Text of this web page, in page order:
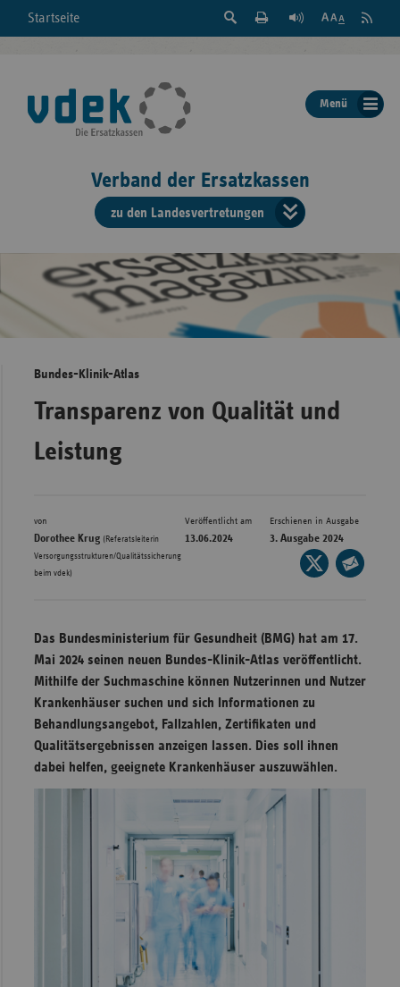
Startseite
Suche
der
Seite
Feed
Menü
Verband der Ersatzkassen
zu den Landesvertretungen
der
Hessen
Bundes-Klinik-Atlas
Transparenz von Qualität und
Leistung
von
Dorothee Krug (Referatsleiterin
Versorgungsstrukturen/Qualitätssicherung
beim vdek)
Veröffentlicht am
13.06.2024
Erschienen in Ausgabe
3. Ausgabe 2024
Seite
auf
Mail
Das Bundesministerium für Gesundheit (BMG) hat am 17.
Mai 2024 seinen neuen Bundes-Klinik-Atlas veröffentlicht.
Mithilfe der Suchmaschine können Nutzerinnen und Nutzer
Krankenhäuser suchen und sich Informationen zu
Behandlungsangebot, Fallzahlen, Zertifikaten und
Qualitätsergebnissen anzeigen lassen. Dies soll ihnen
dabei helfen, geeignete Krankenhäuser auszuwählen.